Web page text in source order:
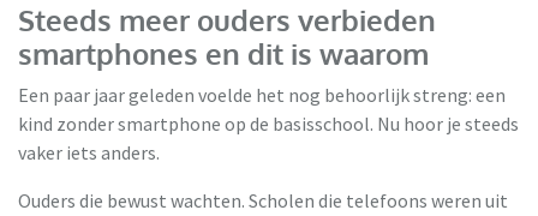
Steeds meer ouders verbieden
smartphones en dit is waarom
Een paar jaar geleden voelde het nog behoorlijk streng: een
kind zonder smartphone op de basisschool. Nu hoor je steeds
vaker iets anders.
Ouders die bewust wachten. Scholen die telefoons weren uit